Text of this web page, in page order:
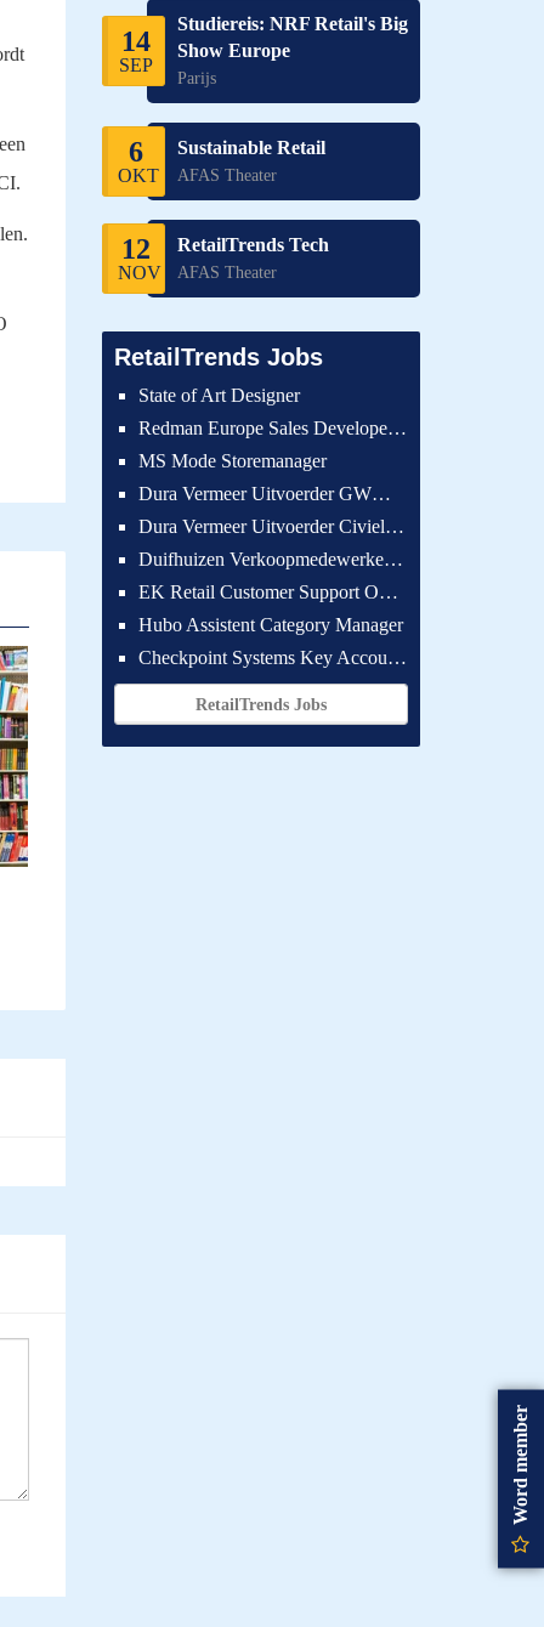
14
SEP
Studiereis: NRF Retail's Big
Show Europe
Parijs
6
OKT
Sustainable Retail
AFAS Theater
12
NOV
RetailTrends Tech
AFAS Theater
RetailTrends Jobs
State of Art Designer
Redman Europe Sales Developer (Europe)
MS Mode Storemanager
Dura Vermeer Uitvoerder GWW Amsterdam
Dura Vermeer Uitvoerder Civiel Nijmegen
Duifhuizen Verkoopmedewerker Ridderkerk
EK Retail Customer Support Omnichannel
Hubo Assistent Category Manager
Checkpoint Systems Key Accountmanager Benelux
RetailTrends Jobs
Word member